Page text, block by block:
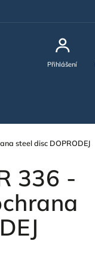
Přihlášení
steel disc DOPRODEJ
336 -